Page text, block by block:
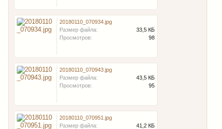
20180110_070934.jpg
Размер файла:
33,5 КБ
Просмотров:
98
20180110_070943.jpg
Размер файла:
43,5 КБ
Просмотров:
95
20180110_070951.jpg
Размер файла:
41,2 КБ